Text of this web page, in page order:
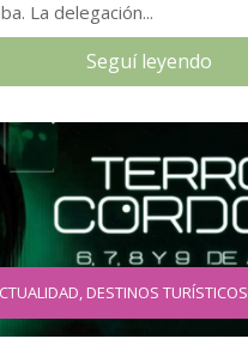
La delegación...
Seguí leyendo
,DESTINOS TURÍSTICOS